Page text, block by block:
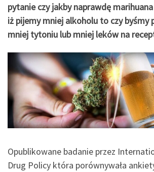
pytanie czy jakby naprawdę
iż pijemy mniej alkoholu to czy byśmy
mniej tytoniu lub mniej leków na
Opublikowane badanie przez
Drug Policy która porównywała